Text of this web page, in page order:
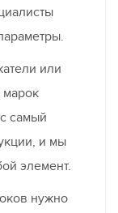
или
самый
и мы
элемент.
нужно